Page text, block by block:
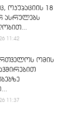
ოკუპაციის 18
ასრულებს
11:42
ომის
11:37